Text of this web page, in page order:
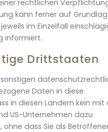
rechtlichen
kann ferner auf
im Einzelfall
informiert.
Drittstaaten
Daten in diese
in diesen Ländern kein mit
US-Unternehmen dazu
dass Sie als